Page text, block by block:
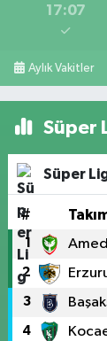
17:07
Aylık Vakitler
Süper
Süper
#
1 Amed
2
3
4